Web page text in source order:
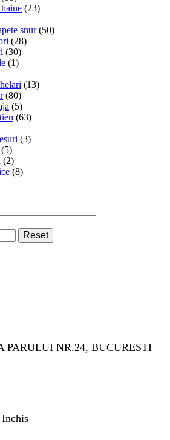
(23)
snur (50)
(28)
(30)
(1)
(13)
(80)
(5)
(63)
(3)
(5)
(2)
(8)
Reset
PARULUI NR.24, BUCURESTI